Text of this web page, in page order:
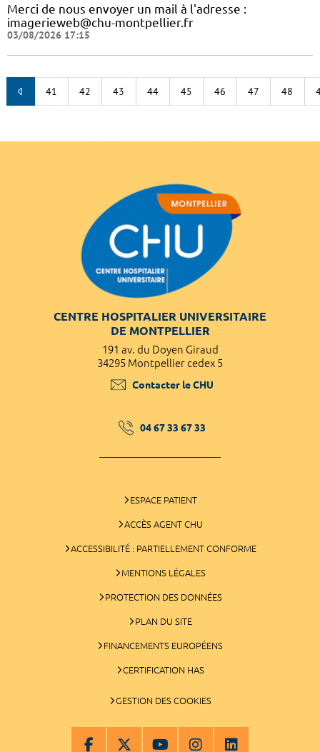
Merci de nous envoyer un mail à l'adresse :
imagerieweb@chu-montpellier.fr
03/08/2026 17:15
41 42 43 44 45 46 47 48
CENTRE HOSPITALIER UNIVERSITAIRE
DE MONTPELLIER
191 av. du Doyen Giraud
34295 Montpellier cedex 5
Contacter le CHU
04 67 33 67 33
ESPACE PATIENT
ACCÈS AGENT CHU
ACCESSIBILITÉ : PARTIELLEMENT CONFORME
MENTIONS LÉGALES
PROTECTION DES DONNÉES
PLAN DU SITE
FINANCEMENTS EUROPÉENS
CERTIFICATION HAS
GESTION DES COOKIES